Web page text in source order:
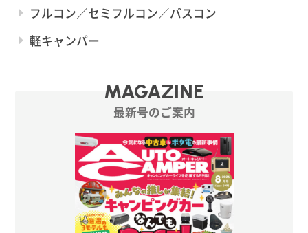
フルコン／セミフルコン／バスコン
軽キャンパー
MAGAZINE
最新号のご案内